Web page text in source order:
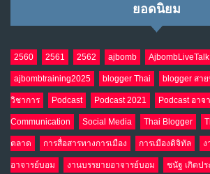
9
NO COMMENTS
10 อินโดนีเซีย กับเกมอำนาจที่มองไม่เห็น
เม.ย. 19, 2026
NO COMMENTS
ยอดนิยม
2560 2561 2562 ajbomb AjbombLiveTalk
ajbombtraining2025 blogger Thai blogger สาย
วิชาการ Podcast Podcast 2021 Podcast อาจ
Communication Social Media Thai Blogger
ตลาด การสื่อสารทางการเมือง การเมืองดิจิทัล ง
อาจารย์บอม งานบรรยายอาจารย์บอม ชนัฐ เกิดปร